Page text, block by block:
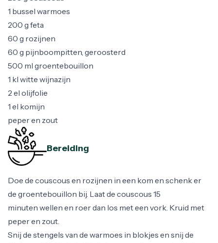
1 bussel warmoes
200 g feta
60 g rozijnen
60 g pijnboompitten, geroosterd
500 ml groentebouillon
1 kl witte wijnazijn
2 el olijfolie
1 el komijn
peper en zout
Bereiding
Doe de couscous en rozijnen in een kom en schenk er
de groentebouillon bij. Laat de couscous 15
minuten wellen en roer dan los met een vork. Kruid met
peper en zout.
Snij de stengels van de warmoes in blokjes en snij de